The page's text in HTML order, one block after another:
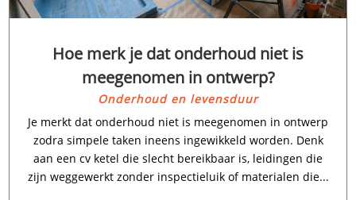
Hoe merk je dat onderhoud niet is
meegenomen in ontwerp?
Onderhoud en levensduur
Je merkt dat onderhoud niet is meegenomen in ontwerp
zodra simpele taken ineens ingewikkeld worden.​ Denk
aan een cv ketel die slecht bereikbaar is, leidingen die
zijn weggewerkt zonder inspectieluik of materialen die...